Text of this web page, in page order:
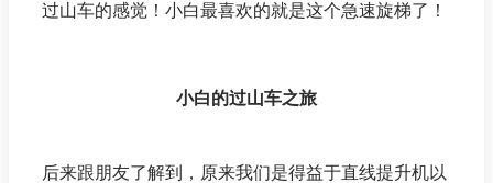
过山车的感觉！小白最喜欢的就是这个急速旋梯了！
小白的过山车之旅
后来跟朋友了解到，原来我们是得益于直线提升机以